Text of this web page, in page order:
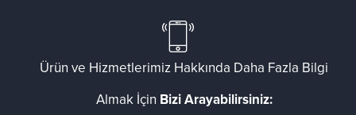
Ürün ve Hizmetlerimiz Hakkında Daha Fazla Bilgi
Almak İçin Bizi Arayabilirsiniz: